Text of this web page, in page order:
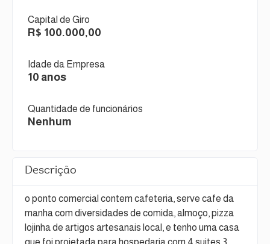
Capital de Giro
R$ 100.000,00
Idade da Empresa
10 anos
Quantidade de funcionários
Nenhum
Descrição
o ponto comercial contem cafeteria, serve cafe da
manha com diversidades de comida, almoço, pizza
lojinha de artigos artesanais local, e tenho uma casa
que foi projetada para hospedaria com 4 suites 3